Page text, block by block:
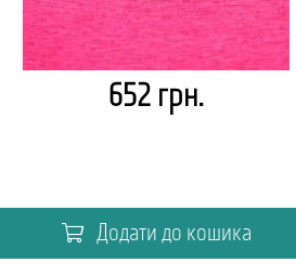
652 грн.
Додати до кошика